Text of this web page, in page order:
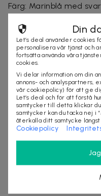
Färg: Marinblå med
Säljes av
Otego
Organisationsnummer :
http://www.otego.se
Se
Din
Let’s deal använder cookies
personalisera vår tjänst och
fortsätta använda våra
cookies.
Vi delar information om din
annons- och analyspartners,
vår cookiepolicy) för att ge
Let’s deal och för att förstå
samtycker till detta klickar du
samtycker kan du tacka nej i
återkalla ditt samtycke längst
Cookiepolicy